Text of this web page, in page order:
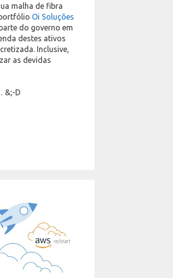
malha de fibra
Oi Soluções
do governo em
destes ativos
Inclusive,
as devidas
&;-D